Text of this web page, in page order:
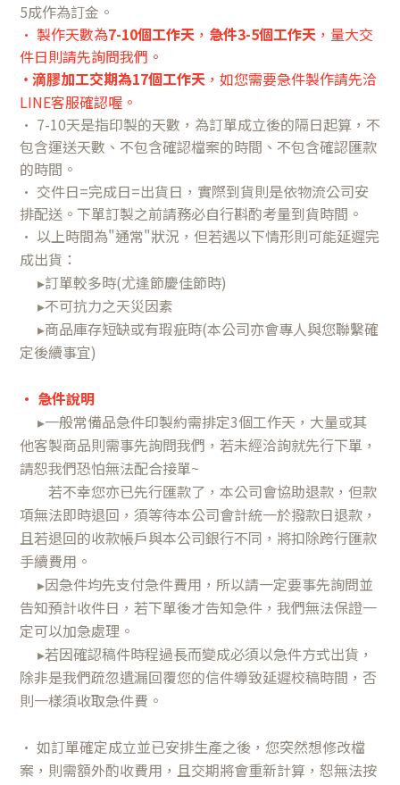
5成作為訂金。
• 製作天數為7-10個工作天 ， 急件3-5個工作天 ，量大交
件日則請先詢問我們。
• 滴膠加工交期為17個工作天 ，如您需要急件製作請先洽
LINE客服確認喔 。
• 7-10天是指印製的天數，為訂單成立後的隔日起算，不
包含運送天數、不包含確認檔案的時間、不包含確認匯款
的時間。
• 交件日=完成日=出貨日，實際到貨則是依物流公司安
排配送。下單訂製之前請務必自行斟酌考量到貨時間。
• 以上時間為"通常"狀況，但若遇以下情形則可能延遲完
成出貨：
▸訂單較多時(尤逢節慶佳節時)
▸不可抗力之天災因素
▸商品庫存短缺或有瑕疵時(本公司亦會專人與您聯繫確
定後續事宜)
• 急件說明
▸一般常備品急件印製約需排定3個工作天，大量或其
他客製商品則需事先詢問我們，若未經洽詢就先行下單，
請恕我們恐怕無法配合接單~
若不幸您亦已先行匯款了，本公司會協助退款，但款
項無法即時退回，須等待本公司會計統一於撥款日退款，
且若退回的收款帳戶與本公司銀行不同，將扣除跨行匯款
手續費用。
▸因急件均先支付急件費用，所以請一定要事先詢問並
告知預計收件日，若下單後才告知急件，我們無法保證一
定可以加急處理。
▸若因確認稿件時程過長而變成必須以急件方式出貨，
除非是我們疏忽遺漏回覆您的信件導致延遲校稿時間，否
則一樣須收取急件費。
• 如訂單確定成立並已安排生產之後，您突然想修改檔
案，則需額外酌收費用，且交期將會重新計算，恕無法按